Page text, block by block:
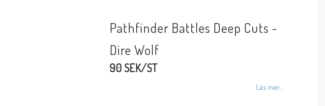
Pathfinder Battles Deep Cuts -
Dire Wolf
90 SEK/ST
Läs mer...